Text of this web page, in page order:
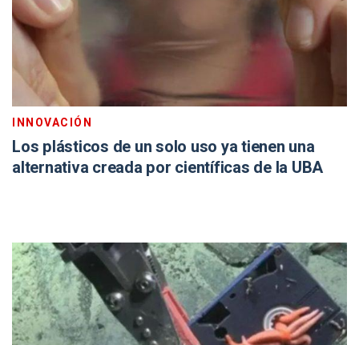
INNOVACIÓN
Los plásticos de un solo uso ya tienen una
alternativa creada por científicas de la UBA